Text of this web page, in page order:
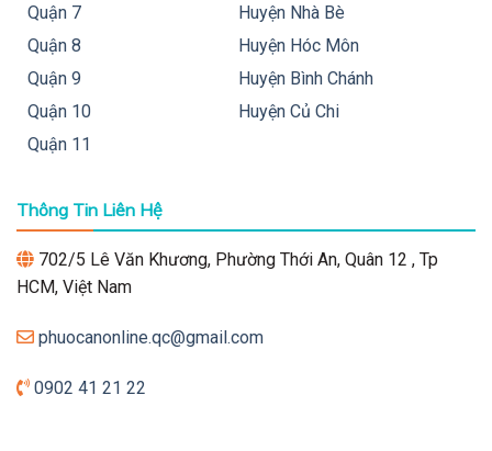
Quận 7
Quận 8
Quận 9
Quận 10
Quận 11
Huyện Nhà Bè
Huyện Hóc Môn
Huyện Bình Chánh
Huyện Củ Chi
Thông Tin Liên Hệ
702/5 Lê Văn Khương, Phường Thới An, Quân 12 , Tp
HCM, Việt Nam
phuocanonline.qc@gmail.com
0902 41 21 22